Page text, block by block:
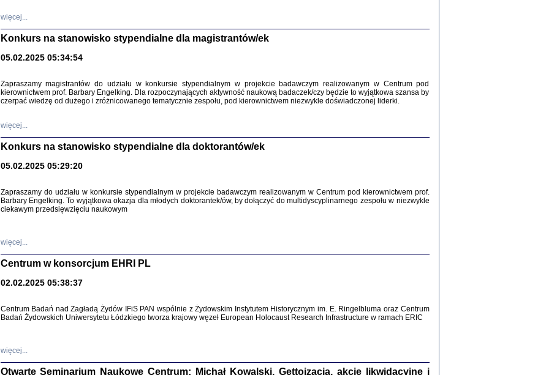
Pisma Kopla i Mirki Piżyców o życiu w getcie i okupowanej
Warszawie
Warszawa 2016
SZCZĘŚCIE JEST POSIADAĆ DOM POD ZIEMIĄ ...
więcej...
Konkurs na stanowisko stypendialne dla magistrantów/ek
05.02.2025 05:34:54
Zapraszamy magistrantów do udziału w konkursie stypendialnym w projekcie badawczym realizowanym w Centrum pod
kierownictwem prof. Barbary Engelking. Dla rozpoczynających aktywność naukową badaczek/czy będzie to wyjątkowa szansa by
czerpać wiedzę od dużego i zróżnicowanego tematycznie zespołu, pod kierownictwem niezwykle doświadczonej liderki.
więcej...
Konkurs na stanowisko stypendialne dla doktorantów/ek
05.02.2025 05:29:20
Zapraszamy do udziału w konkursie stypendialnym w projekcie badawczym realizowanym w Centrum pod kierownictwem prof.
Barbary Engelking. To wyjątkowa okazja dla młodych doktorantek/ów, by dołączyć do multidyscyplinarnego zespołu w niezwykle
ciekawym przedsięwzięciu naukowym
więcej...
Centrum w konsorcjum EHRI PL
02.02.2025 05:38:37
Centrum Badań nad Zagładą Żydów IFiS PAN wspólnie z Żydowskim Instytutem Historycznym im. E. Ringelbluma oraz Centrum
Badań Żydowskich Uniwersytetu Łódzkiego tworza krajowy węzeł European Holocaust Research Infrastructure w ramach ERIC
więcej...
Otwarte Seminarium Naukowe Centrum: Michał Kowalski, Gettoizacja, akcje likwidacyjne i